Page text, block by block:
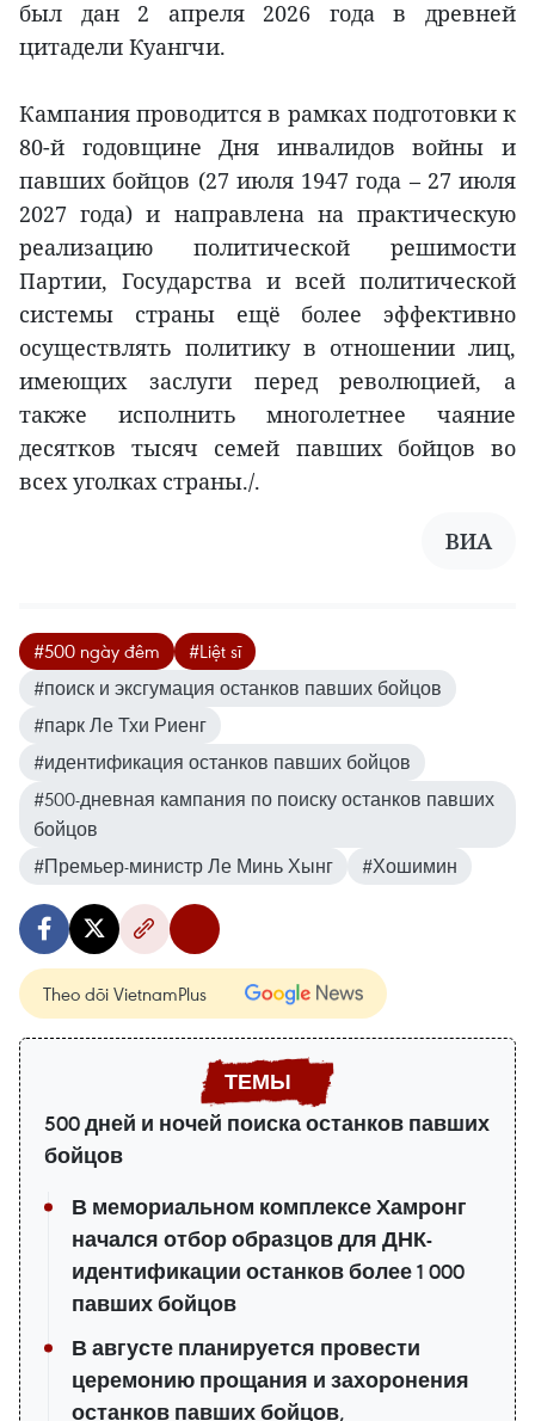
был дан 2 апреля 2026 года в древней
цитадели Куангчи.
Кампания проводится в рамках подготовки к
80-й годовщине Дня инвалидов войны и
павших бойцов (27 июля 1947 года – 27 июля
2027 года) и направлена на практическую
реализацию политической решимости
Партии, Государства и всей политической
системы страны ещё более эффективно
осуществлять политику в отношении лиц,
имеющих заслуги перед революцией, а
также исполнить многолетнее чаяние
десятков тысяч семей павших бойцов во
всех уголках страны./.
ВИА
#500 ngày đêm
#Liệt sĩ
#поиск и эксгумация останков павших бойцов
#парк Ле Тхи Риенг
#идентификация останков павших бойцов
#500-дневная кампания по поиску останков павших
бойцов
#Премьер-министр Ле Минь Хынг
#Хошимин
Theo dõi VietnamPlus
500 дней и ночей поиска останков павших
бойцов
В мемориальном комплексе Хамронг
начался отбор образцов для ДНК-
идентификации останков более 1 000
павших бойцов
В августе планируется провести
церемонию прощания и захоронения
останков павших бойцов,